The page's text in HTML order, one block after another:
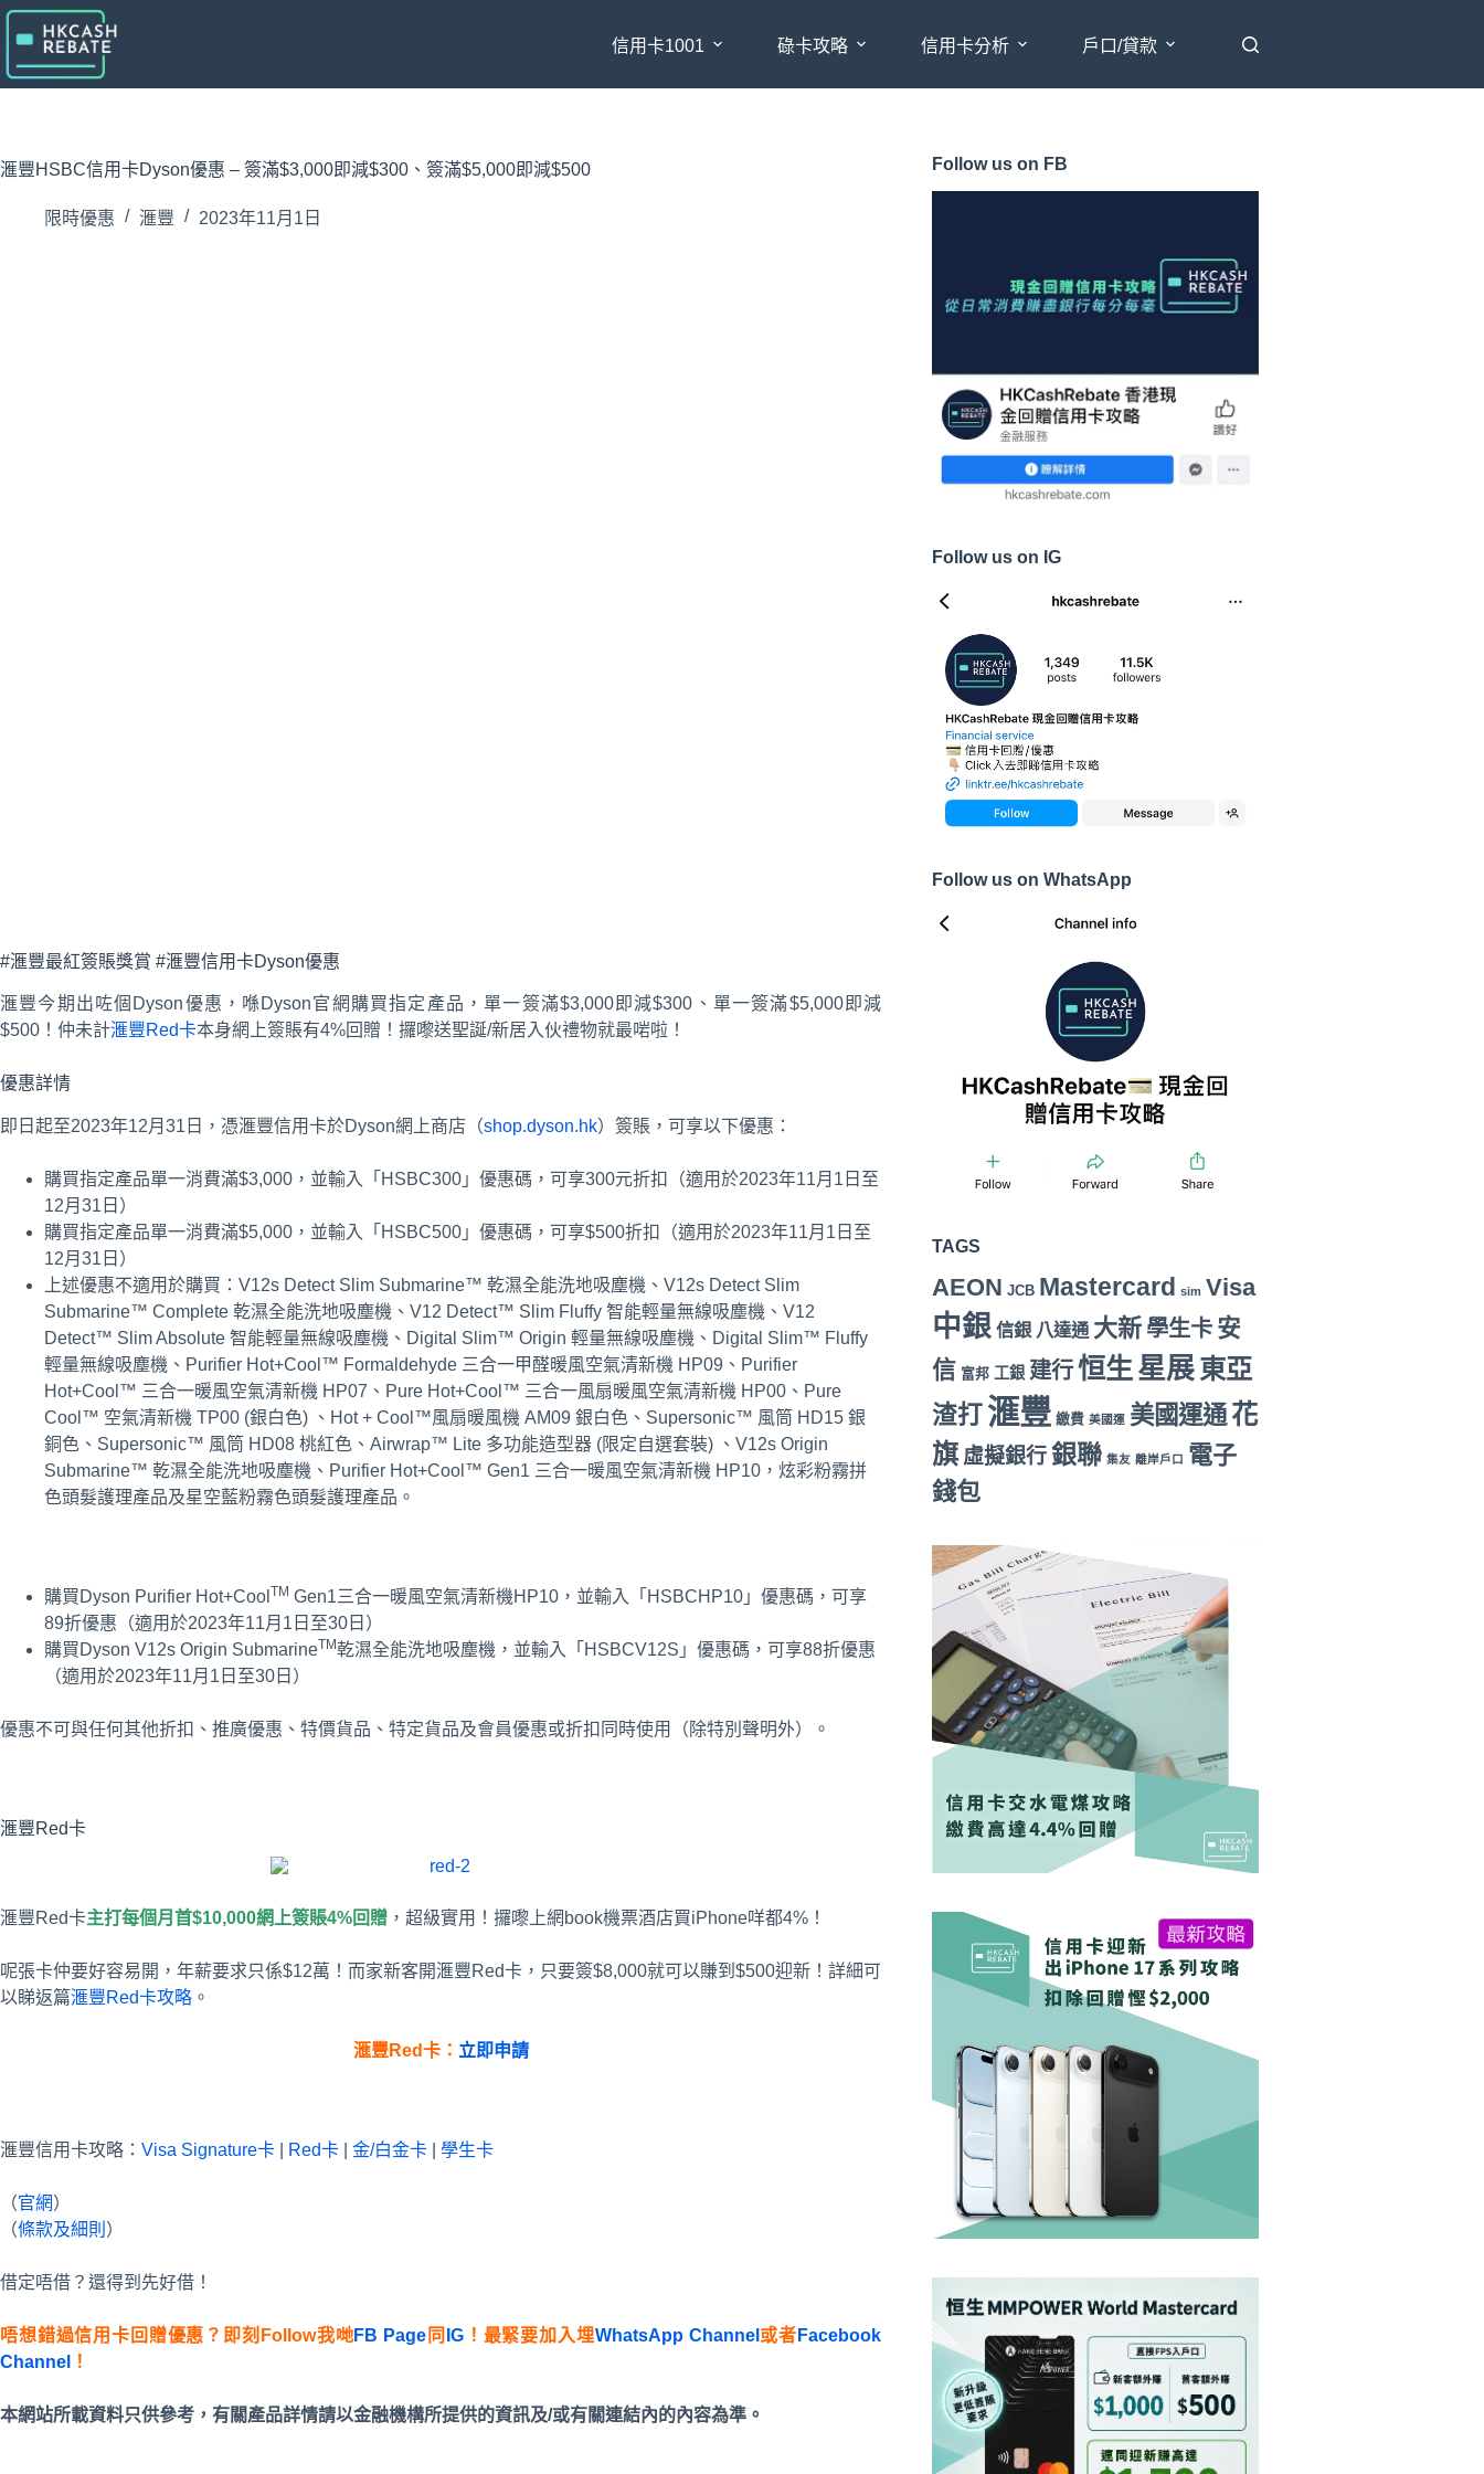
跳
至
主
要
信用卡1001 碌卡攻略 信用卡分析 戶口/貸款
滙豐HSBC信用卡Dyson優惠 – 簽滿$3,000即減$300、簽滿$5,000即減$500
限時優惠 滙豐 2023年11月1日
#滙豐最紅簽賬獎賞 #滙豐信用卡Dyson優惠
滙豐今期出咗個Dyson優惠，喺Dyson官網購買指定產品，單一簽滿$3,000即減$300、單一簽滿$5,000即減
$500！仲未計滙豐Red卡本身網上簽賬有4%回贈！攞嚟送聖誕/新居入伙禮物就最啱啦！
優惠詳情
即日起至2023年12月31日，憑滙豐信用卡於Dyson網上商店（shop.dyson.hk）簽賬，可享以下優惠：
購買指定產品單一消費滿$3,000，並輸入「HSBC300」優惠碼，可享300元折扣（適用於2023年11月1日至
12月31日）
購買指定產品單一消費滿$5,000，並輸入「HSBC500」優惠碼，可享$500折扣（適用於2023年11月1日至
12月31日）
上述優惠不適用於購買：V12s Detect Slim Submarine™ 乾濕全能洗地吸塵機、V12s Detect Slim
Submarine™ Complete 乾濕全能洗地吸塵機、V12 Detect™ Slim Fluffy 智能輕量無線吸塵機、V12
Detect™ Slim Absolute 智能輕量無線吸塵機、Digital Slim™ Origin 輕量無線吸塵機、Digital Slim™ Fluffy
輕量無線吸塵機、Purifier Hot+Cool™ Formaldehyde 三合一甲醛暖風空氣清新機 HP09、Purifier
Hot+Cool™ 三合一暖風空氣清新機 HP07、Pure Hot+Cool™ 三合一風扇暖風空氣清新機 HP00、Pure
Cool™ 空氣清新機 TP00 (銀白色) 、Hot + Cool™風扇暖風機 AM09 銀白色、Supersonic™ 風筒 HD15 銀
銅色、Supersonic™ 風筒 HD08 桃紅色、Airwrap™ Lite 多功能造型器 (限定自選套裝) 、V12s Origin
Submarine™ 乾濕全能洗地吸塵機、Purifier Hot+Cool™ Gen1 三合一暖風空氣清新機 HP10，炫彩粉霧拼
色頭髮護理產品及星空藍粉霧色頭髮護理產品。
購買Dyson Purifier Hot+Cool TM Gen1三合一暖風空氣清新機HP10，並輸入「HSBCHP10」優惠碼，可享
89折優惠（適用於2023年11月1日至30日）
購買Dyson V12s Origin SubmarineTM乾濕全能洗地吸塵機，並輸入「HSBCV12S」優惠碼，可享88折優惠
（適用於2023年11月1日至30日）
優惠不可與任何其他折扣、推廣優惠、特價貨品、特定貨品及會員優惠或折扣同時使用（除特別聲明外）。
滙豐Red卡
滙豐Red卡主打每個月首$10,000網上簽賬4%回贈 ，超級實用！攞嚟上網book機票酒店買iPhone咩都4%！
呢張卡仲要好容易開，年薪要求只係$12萬！而家新客開滙豐Red卡，只要簽$8,000就可以賺到$500迎新！詳細可
以睇返篇滙豐Red卡攻略 。
滙豐Red卡： 立即申請
滙豐信用卡攻略： Visa Signature卡 Red卡 金/白金卡 學生卡
（官網）
（條款及細則 ）
借定唔借？還得到先好借！
唔想錯過信用卡回贈優惠？即刻Follow我哋FB Page 同 IG！最緊要加入埋WhatsApp Channel 或者 Facebook
Channel
！
本網站所載資料只供參考，有關產品詳情請以金融機構所提供的資訊及/或有關連結內的內容為準。
Follow us on FB
Follow us on IG
Follow us on WhatsApp
TAGS
AEON JCB Mastercard sim Visa
中銀 信銀 八達通 大新 學生卡 安
信 富邦 工銀 建行恒生 星展東亞
渣打 滙豐 繳費 美國運 美國運通花
旗 虛擬銀行 銀聯 集友 離岸戶口 電子
錢包